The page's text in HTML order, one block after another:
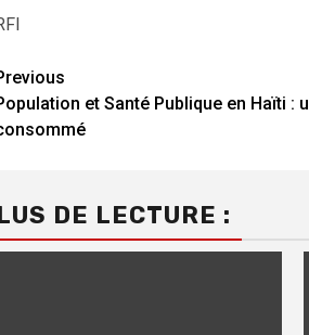
et Santé Publique en Haïti :
DE LECTURE :